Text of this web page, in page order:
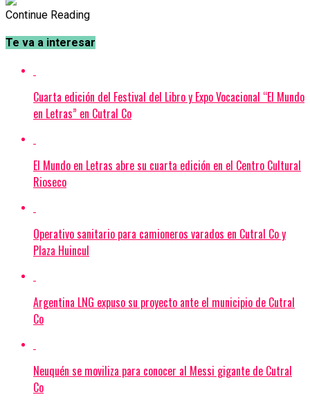
Continue Reading
Te va a interesar
Cuarta edición del Festival del Libro y Expo Vocacional “El Mundo
en Letras” en Cutral Co
El Mundo en Letras abre su cuarta edición en el Centro Cultural
Rioseco
Operativo sanitario para camioneros varados en Cutral Co y
Plaza Huincul
Argentina LNG expuso su proyecto ante el municipio de Cutral
Co
Neuquén se moviliza para conocer al Messi gigante de Cutral
Co